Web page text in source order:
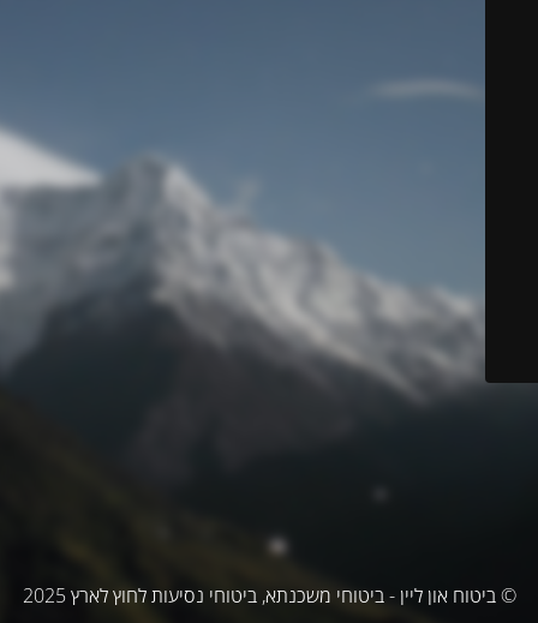
© ביטוח און ליין - ביטוחי משכנתא, ביטוחי נסיעות לחוץ לארץ 2025